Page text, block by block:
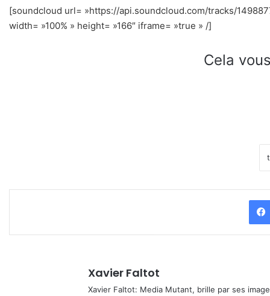
[soundcloud url= »https://api.soundcloud.com/tracks/
width= »100% » height= »166″ iframe= »true » /]
Cela
Xavier Faltot
Xavier Faltot: Media Mutant, brille par ses